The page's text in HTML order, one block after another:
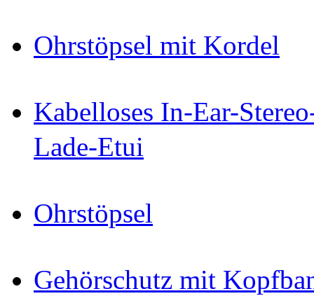
Ohrstöpsel mit Kordel
Kabelloses In-Ear-
Lade-Etui
Ohrstöpsel
Gehörschutz mit